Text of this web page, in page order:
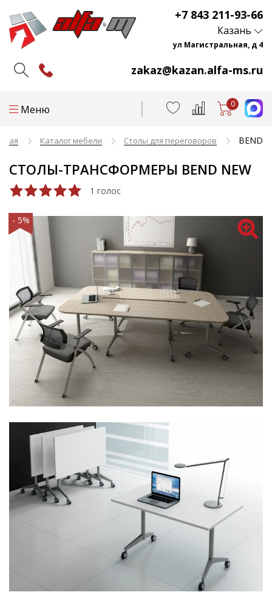
+7 843 211-93-66
zakaz@kazan.alfa-ms.ru
Казань
ул Магистральная, д 4
Меню 0
Каталог мебели Столы для переговоров BEND
СТОЛЫ-ТРАНСФОРМЕРЫ BEND NEW
1 голос
- 5%